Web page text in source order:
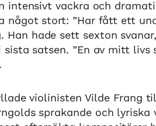
intensivt vackra och
något stort: ”Har fått ett
Han hade sett sexton
satsen. ”En av mitt livs
violinisten Vilde Frang
sprakande och lyriska